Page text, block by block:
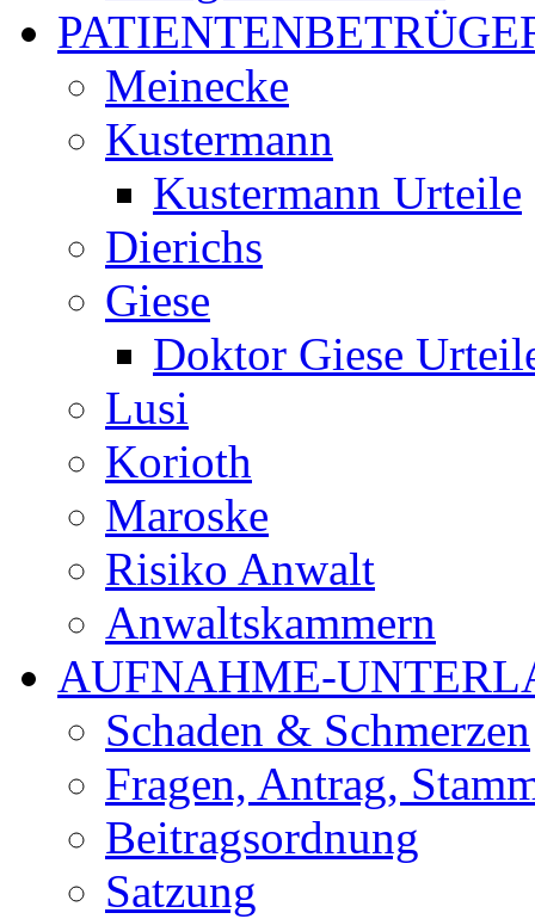
Meinecke
Kustermann
Kustermann Urteile
Dierichs
Giese
Doktor Giese
Lusi
Korioth
Maroske
Risiko Anwalt
Anwaltskammern
AUFNAHME-
Schaden & Schmerzen
Fragen, Antrag,
Beitragsordnung
Satzung